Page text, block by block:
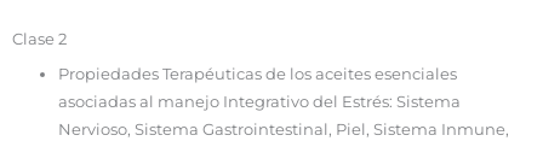
Clase 2
Propiedades Terapéuticas de los aceites esenciales
asociadas al manejo Integrativo del Estrés: Sistema
Nervioso, Sistema Gastrointestinal, Piel, Sistema Inmune,